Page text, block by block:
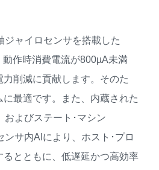
ジャイロセンサを搭載した
作時消費電流が800µA未満
削減に貢献します。そのた
最適です。また、内蔵された
およびステート･マシン
ンサ内AIにより、ホスト･プロ
るとともに、低遅延かつ高効率